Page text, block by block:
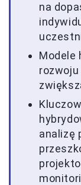
na
Modele
analizę